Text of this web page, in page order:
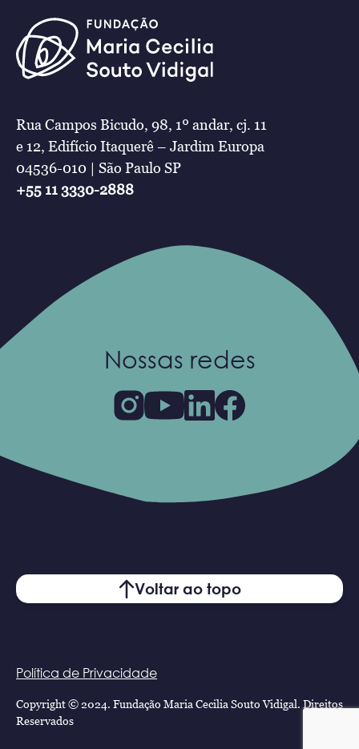
Rua Campos Bicudo, 98, 1º andar, cj. 11
e 12, Edifício Itaquerê – Jardim Europa
04536-010 | São Paulo SP
+55 11 3330-2888
Nossas redes
Voltar ao topo
Política de Privacidade
Copyright © 2024. Fundação Maria Cecilia Souto Vidigal. Direitos
Reservados